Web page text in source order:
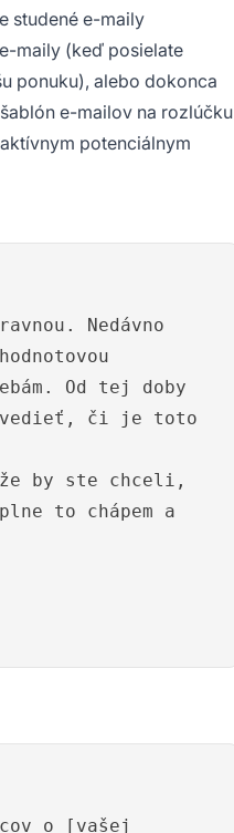
studené e-maily
maily (keď posielate
ponuku), alebo dokonca
e-mailov na rozlúčku
potenciálnym
Nedávno
Od tej doby
vedieť, či je toto
že by ste chceli,
to chápem a
o [vašej